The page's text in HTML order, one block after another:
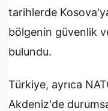
tarihlerde
bölgenin güvenlik
bulundu.
Türkiye, ayrıca
Akdeniz'de